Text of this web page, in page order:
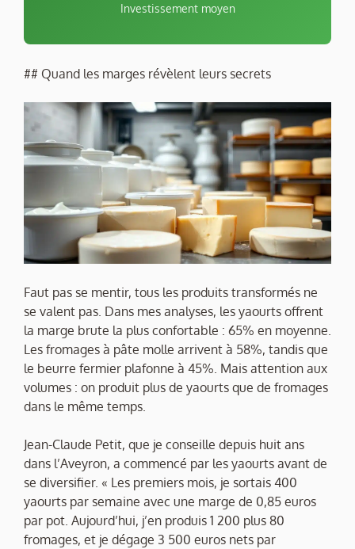
Investissement moyen
## Quand les marges révèlent leurs secrets
Faut pas se mentir, tous les produits transformés ne
se valent pas. Dans mes analyses, les yaourts offrent
la marge brute la plus confortable : 65% en moyenne.
Les fromages à pâte molle arrivent à 58%, tandis que
le beurre fermier plafonne à 45%. Mais attention aux
volumes : on produit plus de yaourts que de fromages
dans le même temps.
Jean-Claude Petit, que je conseille depuis huit ans
dans l’Aveyron, a commencé par les yaourts avant de
se diversifier. « Les premiers mois, je sortais 400
yaourts par semaine avec une marge de 0,85 euros
par pot. Aujourd’hui, j’en produis 1 200 plus 80
fromages, et je dégage 3 500 euros nets par